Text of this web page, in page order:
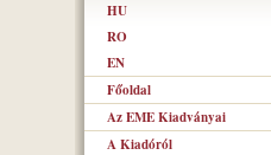
HU
RO
EN
Főoldal
Az EME Kiadványai
A Kiadóról